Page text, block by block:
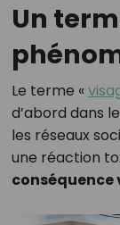
Un
Le terme «
d’abord dans
les réseaux
une réaction
conséquence